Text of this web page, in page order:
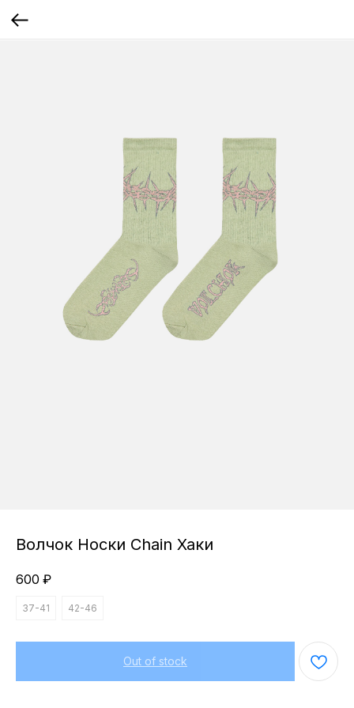
Волчок Носки Chain Хаки
600 ₽
37-41 42-46
Out of stock